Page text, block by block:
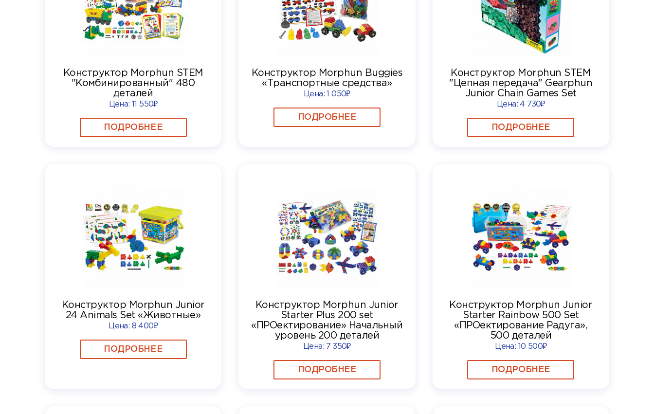
Конструктор Morphun STEM
"Комбинированный" 480
деталей
Цена: 11 550₽
ПОДРОБНЕЕ
Конструктор Morphun Buggies
«Транспортные средства»
Цена: 1 050₽
ПОДРОБНЕЕ
Конструктор Morphun STEM
"Цепная передача" Gearphun
Junior Chain Games Set
Цена:4 730₽
ПОДРОБНЕЕ
Конструктор Morphun Junior
24 Animals Set «Животные»
Цена: 8 400₽
ПОДРОБНЕЕ
Конструктор Morphun Junior
Starter Plus 200 set
«ПРОектирование» Начальный
уровень 200 деталей
Цена: 7 350₽
ПОДРОБНЕЕ
Конструктор Morphun Junior
Starter Rainbow 500 Set
«ПРОектирование Радуга»,
500 деталей
Цена: 10 500₽
ПОДРОБНЕЕ